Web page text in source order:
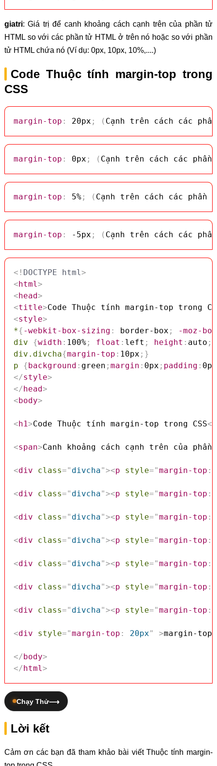
giatri: Giá trị để canh khoảng cách cạnh trên của phần tử
HTML so với các phần tử HTML ở trên nó hoặc so với phần
tử HTML chứa nó (Ví dụ: 0px, 10px, 10%,....)
Code Thuộc tính margin-top trong
CSS
margin-top : 20px ; ( Cạnh trên cách các
margin-top : 0px ; ( Cạnh trên cách các
margin-top : 5%; ( Cạnh trên cách các phần
margin-top : -5px ; ( Cạnh trên cách các
<! DOCTYPE html>
<html>
<head>
<title>Code Thuộc tính margin-top trong
<style>
*{ -webkit-box-sizing : border-box ;
-moz-
div
{width : 100%; float : left ; height : auto ;
div.divcha{margin-top : 10px ; }
p
{background : green ; margin : 0px ; padding : 0px
</style>
</head>
<body>
<h1>Code Thuộc tính margin-top trong CSS</
<span>Canh khoảng cách cạnh trên của
<div class=" divcha"><p style="margin-top :
<div class=" divcha"><p style="margin-top :
<div class=" divcha"><p style="margin-top :
<div class=" divcha"><p style="margin-top :
<div class=" divcha"><p style="margin-top :
<div class=" divcha"><p style="margin-top :
<div class=" divcha"><p style="margin-top :
<div style="margin-top : 20px" >margin-
</body>
</html>
Chạy Thử
Lời kết
Cảm ơn các bạn đã tham khảo bài viết Thuộc tính margin-